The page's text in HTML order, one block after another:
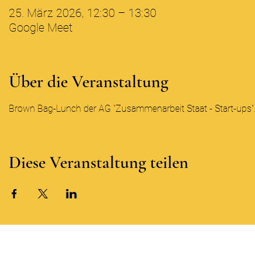
25. März 2026, 12:30 – 13:30
Google Meet
Über die Veranstaltung
Brown Bag-Lunch der AG "Zusammenarbeit Staat - Start-ups".
Diese Veranstaltung teilen